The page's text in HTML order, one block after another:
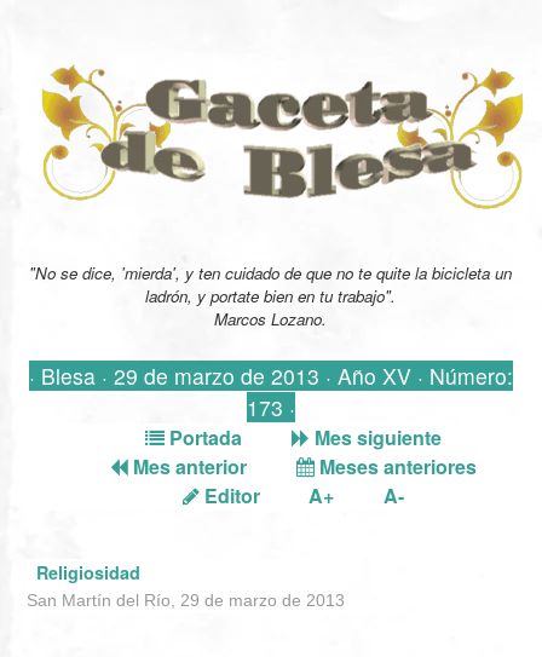
"No se dice, 'mierda', y ten cuidado de que no te quite la bicicleta un
ladrón, y portate bien en tu trabajo".
Marcos Lozano.
· Blesa · 29 de marzo de 2013 · Año XV · Número:
173 ·
Portada
Mes siguiente
Mes anterior
Meses anteriores
Editor
A+ A-
Religiosidad
San Martín del Río, 29 de marzo de 2013